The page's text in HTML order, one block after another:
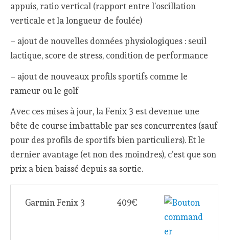
appuis, ratio vertical (rapport entre l’oscillation
verticale et la longueur de foulée)
– ajout de nouvelles données physiologiques : seuil
lactique, score de stress, condition de performance
– ajout de nouveaux profils sportifs comme le
rameur ou le golf
Avec ces mises à jour, la Fenix 3 est devenue une
bête de course imbattable par ses concurrentes (sauf
pour des profils de sportifs bien particuliers). Et le
dernier avantage (et non des moindres), c’est que son
prix a bien baissé depuis sa sortie.
Garmin Fenix 3 409€